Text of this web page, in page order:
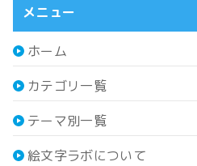
メニュー
ホーム
カテゴリ一覧
テーマ別一覧
絵文字ラボについて